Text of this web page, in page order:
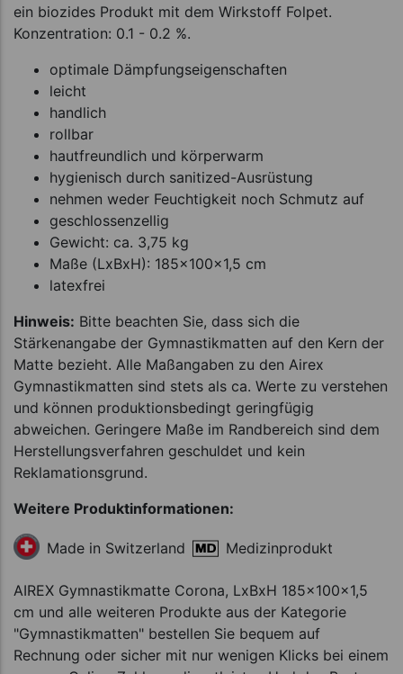
ein biozides Produkt mit dem Wirkstoff Folpet.
Konzentration: 0.1 - 0.2 %.
optimale Dämpfungseigenschaften
leicht
handlich
rollbar
hautfreundlich und körperwarm
hygienisch durch sanitized-Ausrüstung
nehmen weder Feuchtigkeit noch Schmutz auf
geschlossenzellig
Gewicht: ca. 3,75 kg
Maße (LxBxH): 185x100x1,5 cm
latexfrei
Hinweis: Bitte beachten Sie, dass sich die
Stärkenangabe der Gymnastikmatten auf den Kern der
Matte bezieht. Alle Maßangaben zu den Airex
Gymnastikmatten sind stets als ca. Werte zu verstehen
und können produktionsbedingt geringfügig
abweichen. Geringere Maße im Randbereich sind dem
Herstellungsverfahren geschuldet und kein
Reklamationsgrund.
Weitere Produktinformationen:
Made in Switzerland Medizinprodukt
AIREX Gymnastikmatte Corona, LxBxH 185x100x1,5
cm und alle weiteren Produkte aus der Kategorie
"Gymnastikmatten" bestellen Sie bequem auf
Rechnung oder sicher mit nur wenigen Klicks bei einem